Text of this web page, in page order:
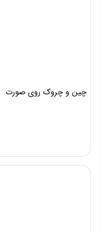
چین و چروک روی صورت